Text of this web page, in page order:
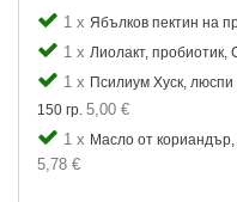
1 x Ябълков пектин на
1 x Лиолакт, пробиотик,
1 x Псилиум Хуск, люспи
150 гр. 5,00 €
1 x Масло от кориандър,
5,78 €